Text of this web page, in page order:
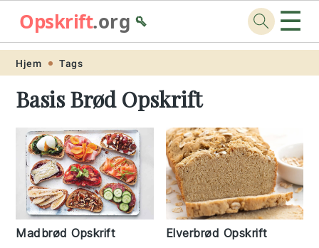
Skip
primary
navigation
Skip
main
content
Skip
primary
sidebar
Skip
footer
Opskrift.org🥄 ☰
Hjem Tags
Basis Brød Opskrift
Madbrød Opskrift Elverbrød Opskrift